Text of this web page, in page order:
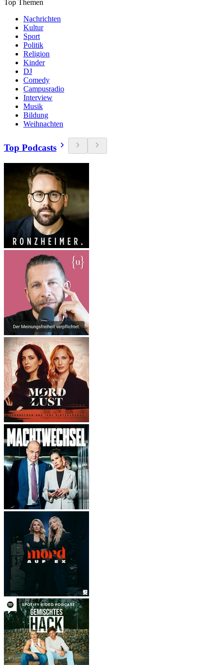
Top Themen
Nachrichten
Kultur
Sport
Politik
Religion
Kinder
DJ
Comedy
Campusradio
Interview
Musik
Bildung
Weihnachten
Top Podcasts